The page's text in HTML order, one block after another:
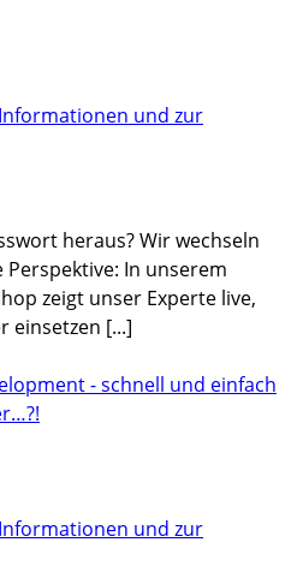
und zur
heraus? Wir wechseln
In unserem
zeigt unser Experte live,
einsetzen [...]
- schnell und einfach
und zur